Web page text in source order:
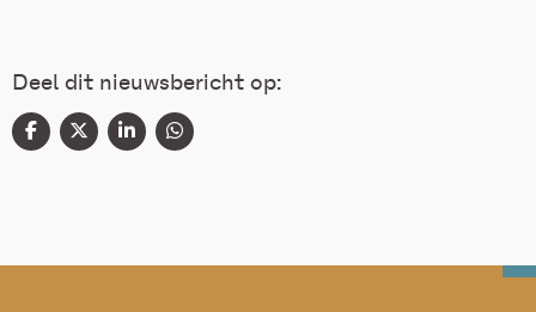
Deel dit nieuwsbericht op: